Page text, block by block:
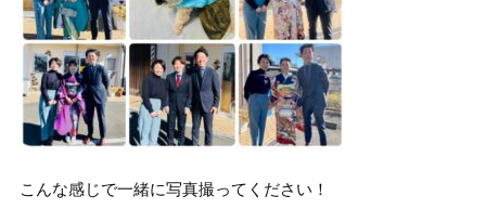
こんな感じで一緒に写真撮ってください！